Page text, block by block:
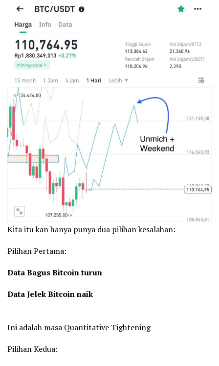
Kita itu kan hanya punya dua pilihan kesalahan:
Pilihan Pertama:
Data Bagus Bitcoin turun
Data Jelek Bitcoin naik
Ini adalah masa Quantitative Tightening
Pilihan Kedua: